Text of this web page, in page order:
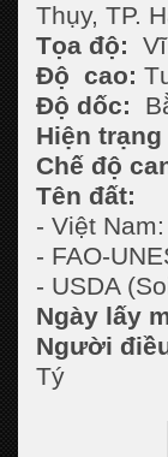
Thụy, TP.
Tọa độ:
Độ cao:
Độ dốc:
Hiện
Chế độ
Tên đất:
- Việt
- FAO-
- USDA
Ngày lấy
Người
Tý